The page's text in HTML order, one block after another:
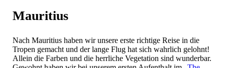
Mauritius
Nach Mauritius haben wir unsere erste richtige Reise in die
Tropen gemacht und der lange Flug hat sich wahrlich gelohnt!
Allein die Farben und die herrliche Vegetation sind wunderbar.